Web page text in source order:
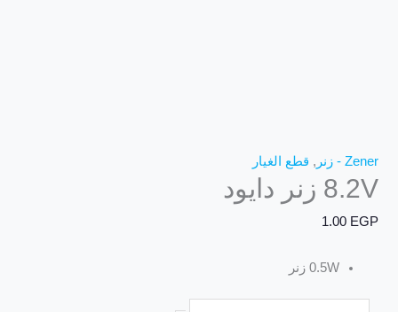
Zener - زنر , قطع الغيار
8.2V زنر دايود
1.00 EGP
0.5W زنر